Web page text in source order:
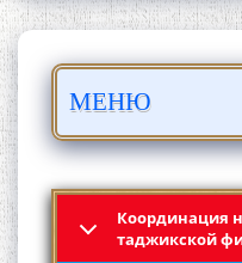
МЕНЮ
Координация
таджикской
Осорхонаи
Муҳаммадҷон